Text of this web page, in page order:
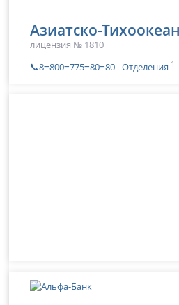
Азиатско-
лицензия № 1810
📞8‒800‒775‒80‒80 Отделения 1